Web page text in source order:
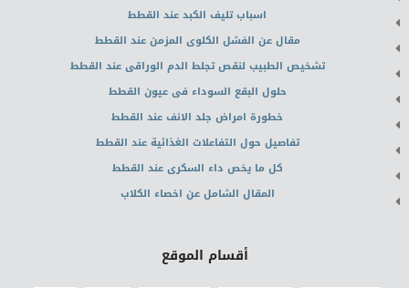
اسباب تليف الكبد عند القطط
مقال عن الفشل الكلوى المزمن عند القطط
تشخيص الطبيب لنقص تجلط الدم الوراقى عند القطط
حلول البقع السوداء فى عيون القطط
خطورة امراض جلد الانف عند القطط
تفاصيل حول التفاعلات الغذائية عند القطط
كل ما يخص داء السكرى عند القطط
المقال الشامل عن اخصاء الكلاب
أقسام الموقع